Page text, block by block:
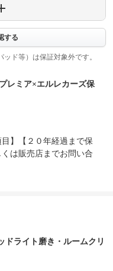
６５日対応可能なロードサ
の『認証整備工場』にて保
了するタイミングで再申し
する
ド等）は保証対象外です。
レミア×エルレカーズ保
】【２０年経過まで保
は販売店までお問い合
ドライト磨き・ルームクリ